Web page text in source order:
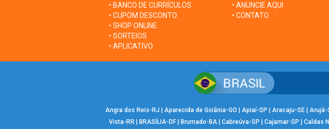
• BANCO DE CURRÍCULOS
• CUPOM DESCONTO
• SHOP ONLINE
• SORTEIOS
• APLICATIVO
• ANUNCIE AQUI
• CONTATO
Angra dos Reis-RJ | Aparecida de Goiânia-GO | Apiaí-SP | Aracaju-SE| Arujá-
Vista-RR | BRASÍLIA-DF| Brumado-BA| Cabreúva-SP | Cajamar-SP | Caldas